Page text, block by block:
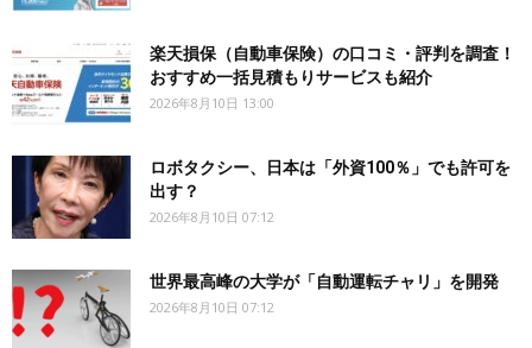
楽天損保（自動車保険）の口コミ・評判を調査！
おすすめ一括見積もりサービスも紹介
2026年8月10日 13:00
ロボタクシー、日本は「外資100％」でも許可を
出す？
2026年8月10日 07:12
世界最高峰の大学が「自動運転チャリ」を開発
2026年8月10日 07:12